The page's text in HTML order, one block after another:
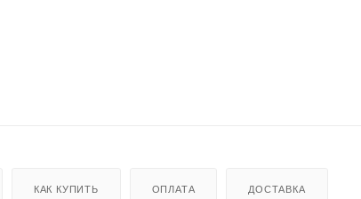
КАК КУПИТЬ ОПЛАТА ДОСТАВКА